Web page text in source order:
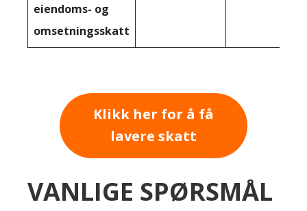
eiendoms- og
omsetningsskatt
Klikk her for å få
lavere skatt
VANLIGE SPØRSMÅL